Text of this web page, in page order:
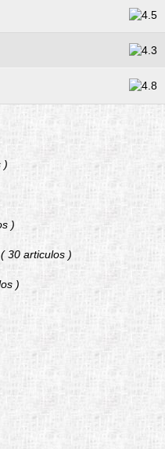
)
)
( 30 articulos )
)